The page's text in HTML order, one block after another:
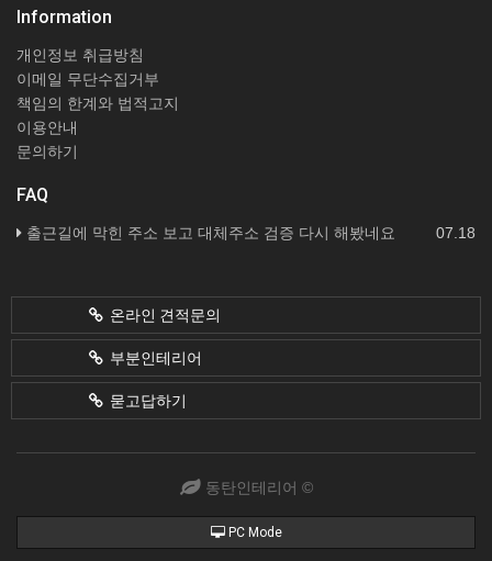
Information
개인정보 취급방침
이메일 무단수집거부
책임의 한계와 법적고지
이용안내
문의하기
FAQ
07.18
출근길에 막힌 주소 보고 대체주소 검증 다시 해봤네요
온라인 견적문의
부분인테리어
묻고답하기
동탄인테리어 ©
PC Mode